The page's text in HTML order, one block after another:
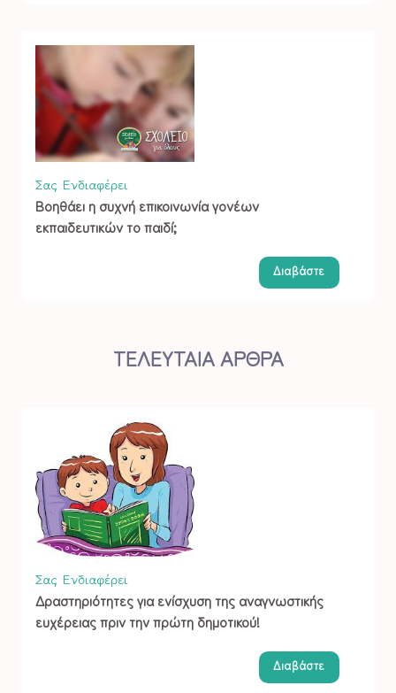
Σας Ενδιαφέρει
Βοηθάει η συχνή επικοινωνία γονέων
εκπαιδευτικών το παιδί;
Διαβάστε
ΤΕΛΕΥΤΑΙΑ ΑΡΘΡΑ
Σας Ενδιαφέρει
Δραστηριότητες για ενίσχυση της αναγνωστικής
ευχέρειας πριν την πρώτη δημοτικού!
Διαβάστε